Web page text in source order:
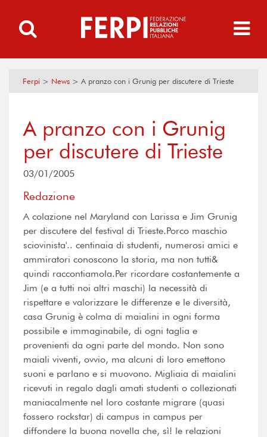
Ferpi > News > A pranzo con i Grunig per discutere di Trieste
A pranzo con i Grunig
per discutere di Trieste
03/01/2005
Redazione
A colazione nel Maryland con Larissa e Jim Grunig
per discutere del festival di Trieste.Porco maschio
sciovinista'.. centinaia di studenti, numerosi amici e
ammiratori conoscono la storia, ma non tutti&
quindi raccontiamola.Per ricordare costantemente a
Jim (e a tutti noi altri maschi) la necessità di
rispettare e valorizzare le differenze e le diversità,
casa Grunig è colma di maialini in ogni forma
possibile e immaginabile, di ogni taglia e
provenienti da ogni parte del mondo. Non sono
maiali viventi, ovvio, ma alcuni di loro emettono
suoni e parlano e si muovono. Migliaia di maialini
ricevuti in regalo dagli amati studenti o collezionati
maniacalmente nel loro costante migrare (quasi
fossero rockstar) di campus in campus per
diffondere la buona novella che, sì! le relazioni